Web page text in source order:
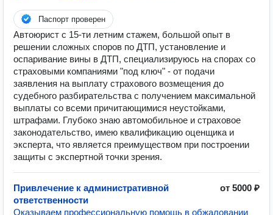
Паспорт проверен
Автоюрист с 15-ти летним стажем, большой опыт в
решении сложных споров по ДТП, установление и
оспаривание вины в ДТП, специализируюсь на спорах со
страховыми компаниями "под ключ" - от подачи
заявления на выплату страхового возмещения до
судебного разбирательства с получением максимальной
выплаты со всеми причитающимися неустойками,
штрафами. Глубоко знаю автомобильное и страховое
законодательство, имею квалификацию оценщика и
эксперта, что является преимуществом при построении
защиты с экспертной точки зрения.
Привлечение к административной
ответственности
от 5000 ₽
Оказываем профессиональную помощь в обжаловании